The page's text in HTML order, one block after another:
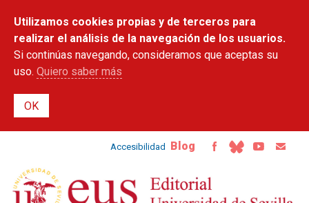
contenido
principal
Utilizamos cookies propias y de terceros para
realizar el análisis de la navegación de los usuarios.
Si continúas navegando, consideramos que aceptas su
uso. Quiero saber más
Accesibilidad Blog